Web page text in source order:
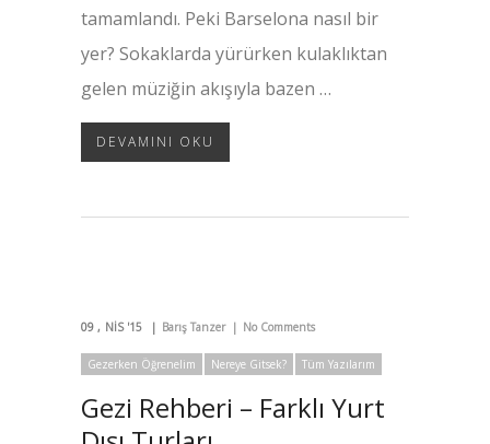
tamamlandı. Peki Barselona nasıl bir
yer? Sokaklarda yürürken kulaklıktan
gelen müziğin akışıyla bazen …
DEVAMINI OKU
09 NIS '15 Barış Tanzer No Comments
Gezerken Öğrenelim Nereye Gitsek? Tüm Yazılarım
Gezi Rehberi – Farklı Yurt